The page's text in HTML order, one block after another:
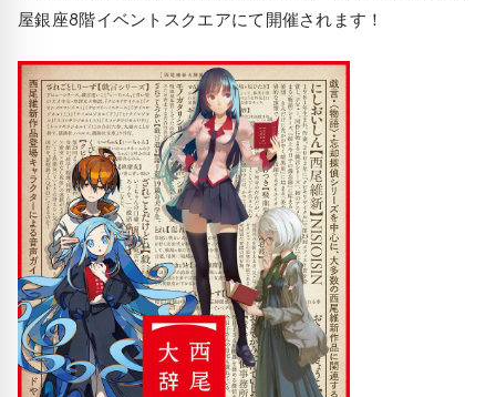
屋銀座8階イベントスクエアにて開催されます！